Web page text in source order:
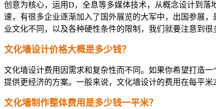
创意为核心，运用D，全息等多媒体技术，从概念设计到
速，有很多企业逐渐加入了国外展览的大军中，出国参展
业文化不同，以及各种硬性条件的限制，我们就要注意到很
文化墙设计价格大概是多少钱？
文化墙设计费用因需求和复杂性而不同。如果你希望打造
提供更经济的方案。一般来说，文化墙设计的费用在每平
文化墙制作整体费用是多少钱一平米？